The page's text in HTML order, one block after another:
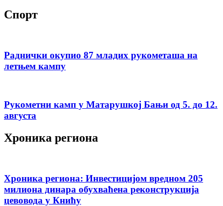
Спорт
Раднички окупио 87 младих рукометаша на
летњем кампу
Рукометни камп у Матарушкој Бањи од 5. до 12.
августа
Хроника региона
Хроника региона: Инвестицијом вредном 205
милиона динара обухваћена реконструкција
цевовода у Книћу